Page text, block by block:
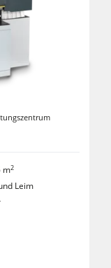
m2
Leim